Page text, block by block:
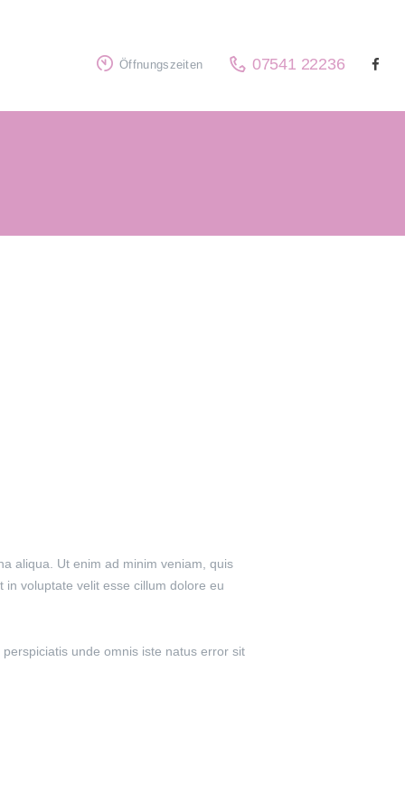
Öffnungszeiten 07541 22236
aliqua. Ut enim ad minim veniam, quis
voluptate velit esse cillum dolore eu
unde omnis iste natus error sit